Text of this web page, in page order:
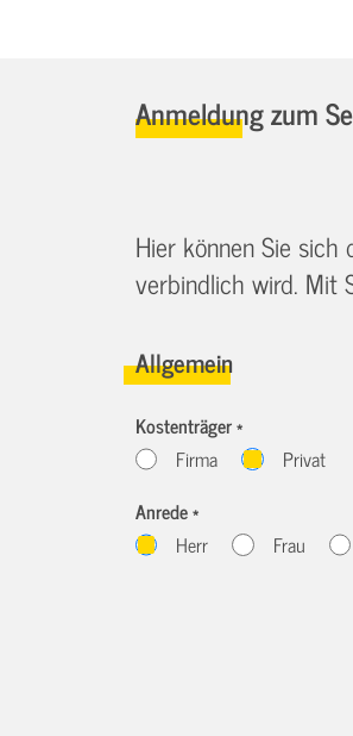
Anmeldung zum
Hier können Sie
verbindlich wird. Mit
Allgemein
Kostenträger *
Firma
Privat
Anrede *
Herr
Frau